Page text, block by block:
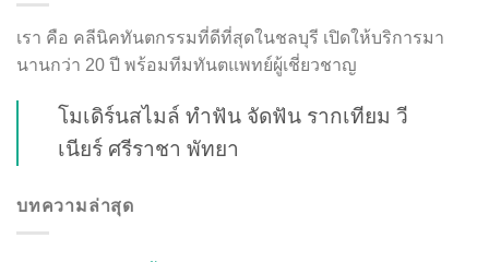
เรา คือ คลีนิคทันตกรรมที่ดีที่สุดในชลบุรี เปิดให้บริการมา
นานกว่า 20 ปี พร้อมทีมทันตแพทย์ผู้เชี่ยวชาญ
โมเดิร์นสไมล์ ทำฟัน จัดฟัน รากเทียม วี
เนียร์ ศรีราชา พัทยา
บทความล่าสุด